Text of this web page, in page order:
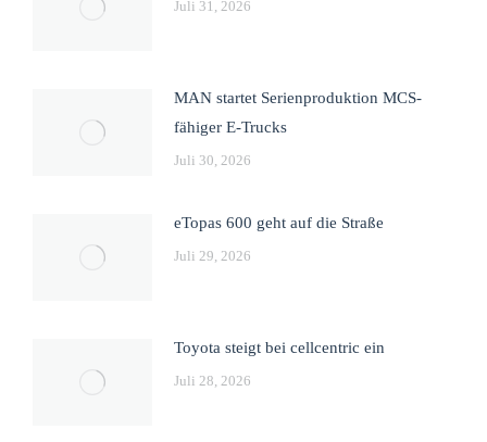
Juli 31, 2026
MAN startet Serienproduktion MCS-
fähiger E-Trucks
Juli 30, 2026
eTopas 600 geht auf die Straße
Juli 29, 2026
Toyota steigt bei cellcentric ein
Juli 28, 2026